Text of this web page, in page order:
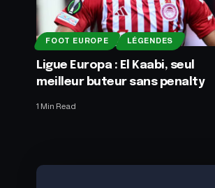
FOOT EUROPE LÉGENDES
Ligue Europa : El Kaabi, seul
meilleur buteur sans penalty
1 Min Read